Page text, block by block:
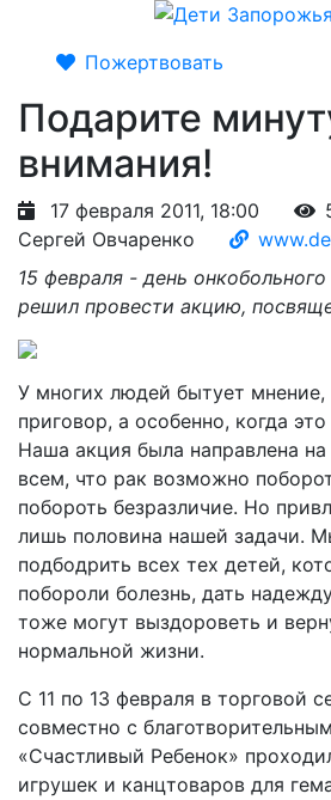
Пожертвовать
Подарите
внимания!
17 февраля 2011, 18:00
Сергей Овчаренко
15 февраля - день
решил провести акцию,
У многих людей бытует мнение,
приговор, а особенно, когда
Наша акция была направлена на
всем, что рак возможно
побороть безразличие. Но
лишь половина нашей задачи.
подбодрить всех тех детей,
побороли болезнь, дать
тоже могут выздороветь и
нормальной жизни.
С 11 по 13 февраля в торговой
совместно с
«Счастливый Ребенок»
игрушек и канцтоваров для